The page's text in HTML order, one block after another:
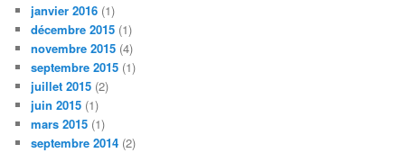
janvier 2016 (1)
décembre 2015 (1)
novembre 2015 (4)
septembre 2015 (1)
juillet 2015 (2)
juin 2015 (1)
mars 2015 (1)
septembre 2014 (2)